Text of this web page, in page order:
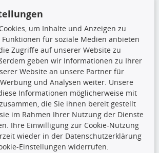
Die hier angezeigten Daten,
insbesondere die gesamte Datenbank,
dürfen nicht kopiert werden. Es ist zu
oder die gesamte Datenbank ohne
TecDocs zu vervielfältigen, zu
diese Handlungen durch Dritte ausführen
stellt eine
dar und wird verfolgt.
um Inhalte und Anzeigen zu
für soziale Medien anbieten
Zugriffe auf unserer Website zu
geben wir Informationen zu Ihrer
Website an unsere Partner für
und Analysen weiter. Unsere
Informationen möglicherweise mit
die Sie ihnen bereit gestellt
im Rahmen Ihrer Nutzung der Dienste
Ihre Einwilligung zur Cookie-Nutzung
wieder in der Datenschutzerklärung
Einstellungen widerrufen.